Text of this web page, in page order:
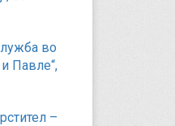
во
Павле“,
–